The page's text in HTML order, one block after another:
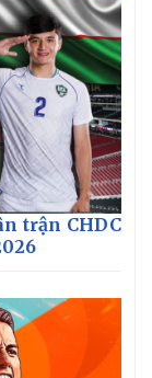
trận CHDC